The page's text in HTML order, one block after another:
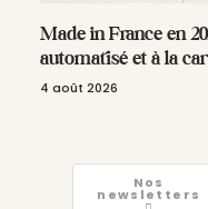
Made in France en
automatisé et à la
4 août 2026
Nos
newsletters